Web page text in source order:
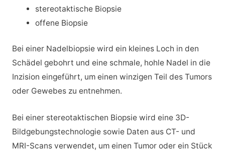
stereotaktische Biopsie
offene Biopsie
Bei einer Nadelbiopsie wird ein kleines Loch in den
Schädel gebohrt und eine schmale, hohle Nadel in die
Inzision eingeführt, um einen winzigen Teil des Tumors
oder Gewebes zu entnehmen.
Bei einer stereotaktischen Biopsie wird eine 3D-
Bildgebungstechnologie sowie Daten aus CT- und
MRI-Scans verwendet, um einen Tumor oder ein Stück